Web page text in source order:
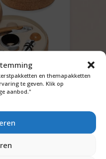
en themapakketten
te geven. Klik op
aanbod."
te graveren